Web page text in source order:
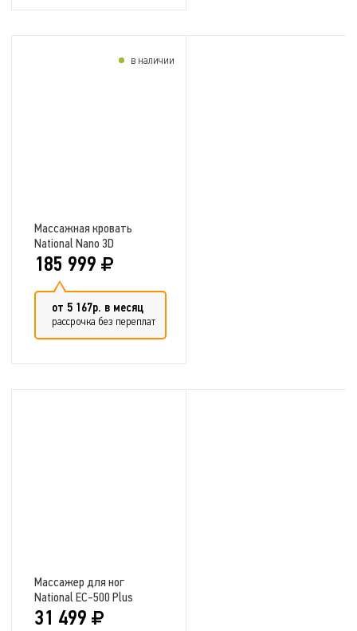
Массажная кровать
National Nano 3D
185 999
от 5 167р. в месяц
рассрочка без переплат
в наличии
Массажер для ног
National EC-500 Plus
31 499